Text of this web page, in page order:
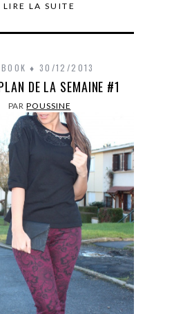
LIRE LA SUITE
30/12/2013
DE LA SEMAINE #1
PARPOUSSINE